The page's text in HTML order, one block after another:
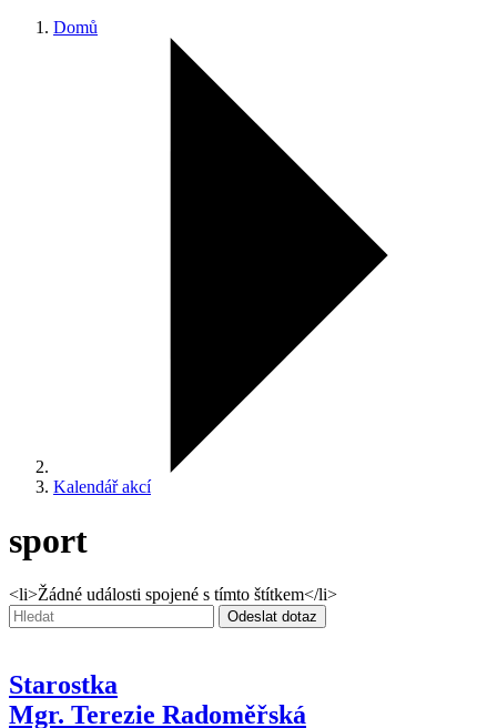
Domů
Kalendář akcí
sport
<li>Žádné události spojené s tímto štítkem</li>
Vyhledávání:
Odeslat dotaz
Starostka
Mgr. Terezie Radoměřská